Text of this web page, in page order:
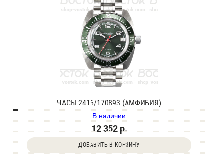
ЧАСЫ 2416/170893 (АМФИБИЯ)
В наличии
12 352 р.
ДОБАВИТЬ В КОРЗИНУ